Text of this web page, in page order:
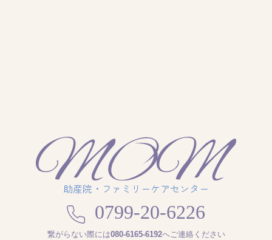
助産院・ファミリーケアセンター
0799-20-6226
繋がらない際には080-6165-6192へご連絡ください